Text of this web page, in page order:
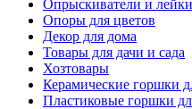
Опрыскиватели и лейки
Опоры для цветов
Декор для дома
Товары для дачи и сада
Хозтовары
Керамические горшки
Пластиковые горшки